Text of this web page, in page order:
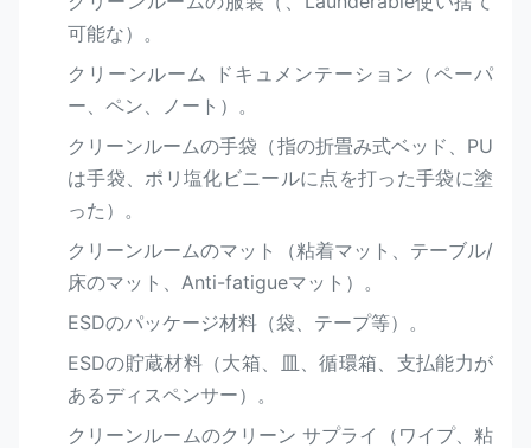
可能な）。
クリーンルーム ドキュメンテーション（ペーパ
ー、ペン、ノート）。
クリーンルームの手袋（指の折畳み式ベッド、PU
は手袋、ポリ塩化ビニールに点を打った手袋に塗
った）。
クリーンルームのマット（粘着マット、テーブル/
床のマット、Anti-fatigueマット）。
ESDのパッケージ材料（袋、テープ等）。
ESDの貯蔵材料（大箱、皿、循環箱、支払能力が
あるディスペンサー）。
クリーンルームのクリーン サプライ（ワイプ、粘